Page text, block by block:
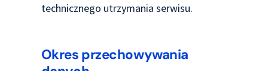
technicznego utrzymania serwisu.
Okres przechowywania